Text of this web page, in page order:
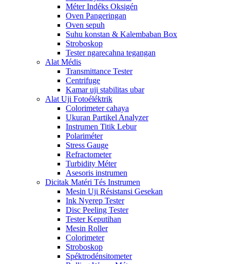
Méter Indéks Oksigén
Oven Pangeringan
Oven sepuh
Suhu konstan & Kalembaban Box
Stroboskop
Tester ngarecahna tegangan
Alat Médis
Transmittance Tester
Centrifuge
Kamar uji stabilitas ubar
Alat Uji Fotoéléktrik
Colorimeter cahaya
Ukuran Partikel Analyzer
Instrumen Titik Lebur
Polariméter
Stress Gauge
Refractometer
Turbidity Méter
Asesoris instrumen
Dicitak Matéri Tés Instrumen
Mesin Uji Résistansi Gesekan
Ink Nyerep Tester
Disc Peeling Tester
Tester Keputihan
Mesin Roller
Colorimeter
Stroboskop
Spéktrodénsitometer